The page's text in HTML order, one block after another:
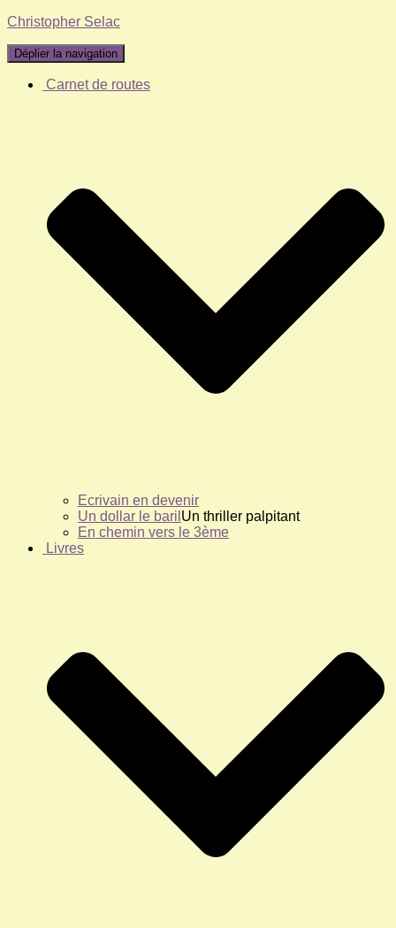
Christopher Selac
Déplier la navigation
Carnet de routes
Ecrivain en devenir
Un dollar le baril Un thriller palpitant
En chemin vers le 3ème
Livres